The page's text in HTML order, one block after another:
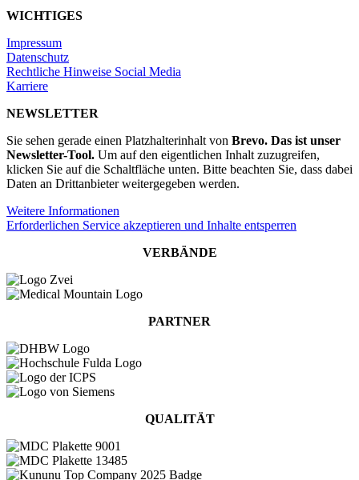
WICHTIGES
Impressum
Datenschutz
Rechtliche Hinweise Social Media
Karriere
NEWSLETTER
Sie sehen gerade einen Platzhalterinhalt von Brevo. Das ist unser
Newsletter-Tool. Um auf den eigentlichen Inhalt zuzugreifen,
klicken Sie auf die Schaltfläche unten. Bitte beachten Sie, dass dabei
Daten an Drittanbieter weitergegeben werden.
Weitere Informationen
Erforderlichen Service akzeptieren und Inhalte entsperren
VERBÄNDE
PARTNER
QUALITÄT